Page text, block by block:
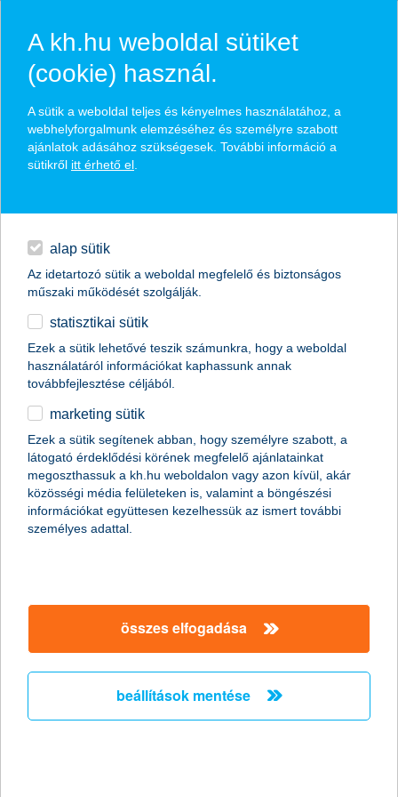
English
hírek és hivatalos
közzétételek
A legjobb kereskedelemfinanszírozási
bank címet kapta a K&H Bank
Magyarországon
A Global Finance magazin ismét a K&H Banknak ítélte a legjobb
kereskedelemfinanszírozási bank címet Magyarországon (Best
Trade Finance Provider in Hungary 2011).
A kh.hu weboldal sütiket
(cookie) használ.
A sütik a weboldal teljes és kényelmes használatához, a
webhelyforgalmunk elemzéséhez és személyre szabott
ajánlatok adásához szükségesek. További információ a
sütikről itt érhető el
alap sütik
Az idetartozó sütik a weboldal megfelelő és biztonságos
műszaki működését szolgálják.
statisztikai sütik
Ezek a sütik lehetővé teszik számunkra, hogy a weboldal
használatáról információkat kaphassunk annak
továbbfejlesztése céljából.
marketing sütik
Ezek a sütik segítenek abban, hogy személyre szabott, a
látogató érdeklődési körének megfelelő ajánlatainkat
megoszthassuk a kh.hu weboldalon vagy azon kívül, akár
közösségi média felületeken is, valamint a böngészési
információkat együttesen kezelhessük az ismert további
személyes adattal.
összes elfogadása
beállítások mentése